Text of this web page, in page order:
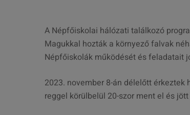
A Népfőiskolai hálózati találkozó
Magukkal hozták a környező falvak
Népfőiskolák működését és feladatait
2023. november 8-án délelőtt
reggel körülbelül 20-szor ment el és